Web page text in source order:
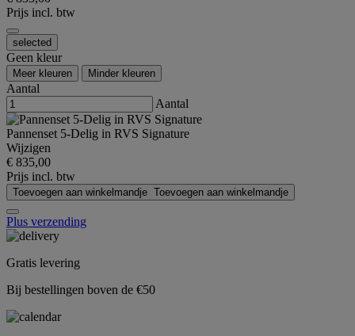
Prijs incl. btw
selected
Geen kleur
Meer kleuren Minder kleuren
Aantal
Aantal
Pannenset 5-Delig in RVS Signature
Wijzigen
€ 835,00
Prijs incl. btw
Toevoegen aan winkelmandje Toevoegen aan winkelmandje
Plus verzending
Gratis levering
Bij bestellingen boven de €50